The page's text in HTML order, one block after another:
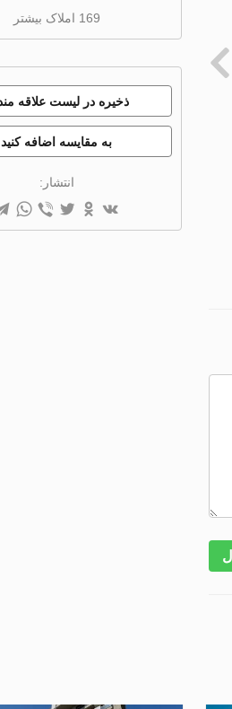
169 املاک بیشتر
ذخیره در لیست علاقه
به مقایسه اضافه کنید
انتشار: